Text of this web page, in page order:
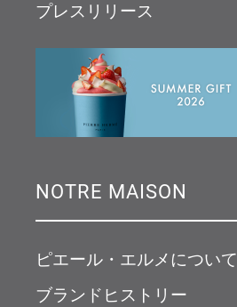
プレスリリース
NOTRE MAISON
ピエール・エルメについて
ブランドヒストリー